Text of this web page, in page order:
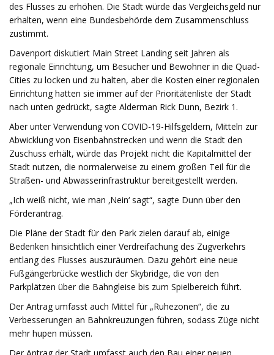
des Flusses zu erhöhen. Die Stadt würde das Vergleichsgeld nur
erhalten, wenn eine Bundesbehörde dem Zusammenschluss
zustimmt.
Davenport diskutiert Main Street Landing seit Jahren als
regionale Einrichtung, um Besucher und Bewohner in die Quad-
Cities zu locken und zu halten, aber die Kosten einer regionalen
Einrichtung hatten sie immer auf der Prioritätenliste der Stadt
nach unten gedrückt, sagte Alderman Rick Dunn, Bezirk 1.
Aber unter Verwendung von COVID-19-Hilfsgeldern, Mitteln zur
Abwicklung von Eisenbahnstrecken und wenn die Stadt den
Zuschuss erhält, würde das Projekt nicht die Kapitalmittel der
Stadt nutzen, die normalerweise zu einem großen Teil für die
Straßen- und Abwasserinfrastruktur bereitgestellt werden.
„Ich weiß nicht, wie man ‚Nein‘ sagt“, sagte Dunn über den
Förderantrag.
Die Pläne der Stadt für den Park zielen darauf ab, einige
Bedenken hinsichtlich einer Verdreifachung des Zugverkehrs
entlang des Flusses auszuräumen. Dazu gehört eine neue
Fußgängerbrücke westlich der Skybridge, die von den
Parkplätzen über die Bahngleise bis zum Spielbereich führt.
Der Antrag umfasst auch Mittel für „Ruhezonen“, die zu
Verbesserungen an Bahnkreuzungen führen, sodass Züge nicht
mehr hupen müssen.